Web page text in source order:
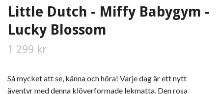
Little Dutch - Miffy Babygym -
Lucky Blossom
1 299 kr
Så mycket att se, känna och höra! Varje dag är ett nytt
äventyr med denna klöverformade lekmatta. Den rosa